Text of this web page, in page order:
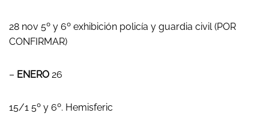
28 nov 5º y 6º exhibición policía y guardia civil (POR
CONFIRMAR)
– ENERO 26
15/1 5º y 6º. Hemisferic